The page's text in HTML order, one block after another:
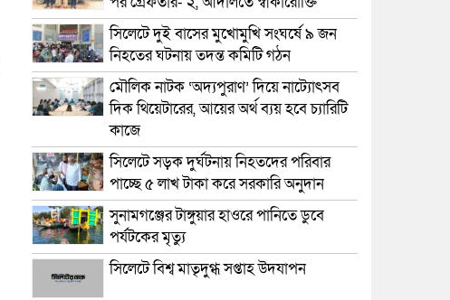
সিলেটে দুই বাসের মুখোমুখি সংঘর্ষে ৯ জন
নিহতের ঘটনায় তদন্ত কমিটি গঠন
মৌলিক নাটক ‘অদ্যপুরাণ’ দিয়ে নাট্যোৎসব
দিক থিয়েটারের, আয়ের অর্থ ব্যয় হবে চ্যারিটি
কাজে
সিলেটে সড়ক দুর্ঘটনায় নিহতদের পরিবার
পাচ্ছে ৫ লাখ টাকা করে সরকারি অনুদান
সুনামগঞ্জের টাঙ্গুয়ার হাওরে পানিতে ডুবে
পর্যটকের মৃত্যু
সিলেটে বিশ্ব মাতৃদুগ্ধ সপ্তাহ উদযাপন